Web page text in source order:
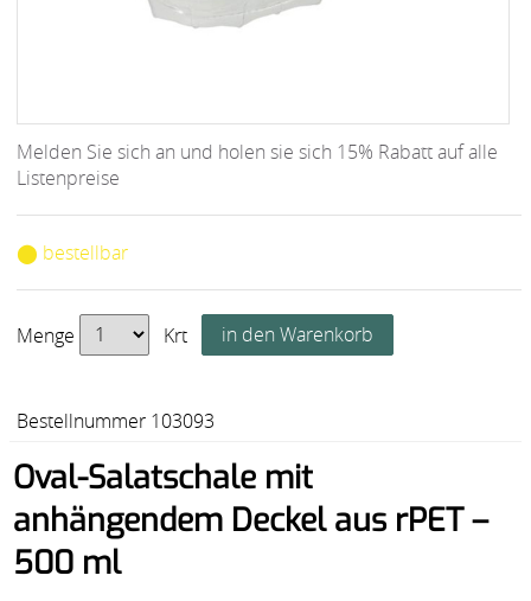
Melden Sie sich an und holen sie sich 15% Rabatt auf alle
Listenpreise
⬤ bestellbar
Menge Krt
Bestellnummer 103093
Oval-Salatschale mit
anhängendem Deckel aus rPET –
500 ml